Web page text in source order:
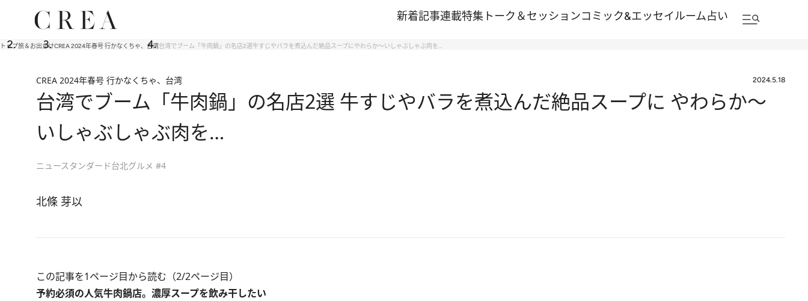
新着記事連載特集 トーク＆セッションコミック&エッセイルーム占い
トップ旅＆お出かけCREA 2024年春号 行かなくちゃ、台湾台湾でブーム「牛肉鍋」の名店2選牛すじやバラを煮込んだ絶品スープにやわらか～いしゃぶしゃぶ肉を…
CREA 2024年春号 行かなくちゃ、台湾 2024.5.18
台湾でブーム「牛肉鍋」の名店2選 牛すじやバラを煮込んだ絶品スープに やわらか～
いしゃぶしゃぶ肉を…
ニュースタンダード台北グルメ #4
北條 芽以
この記事を1ページ目から読む（2/2ページ目）
予約必須の人気牛肉鍋店。濃厚スープを飲み干したい